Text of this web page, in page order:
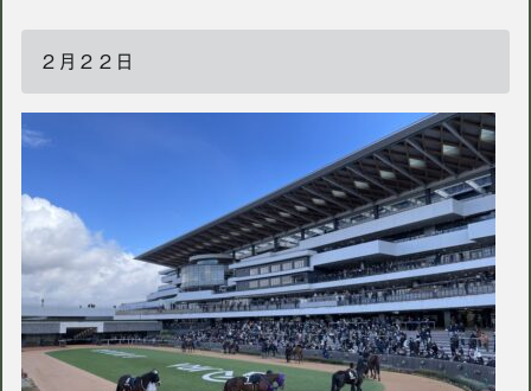
２月２２日